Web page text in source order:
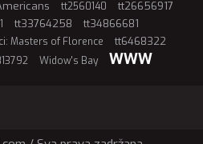
tt2560140
tt26656917
tt33764258
tt34866681
Masters of Florence tt6468322
Widow's Bay WWW